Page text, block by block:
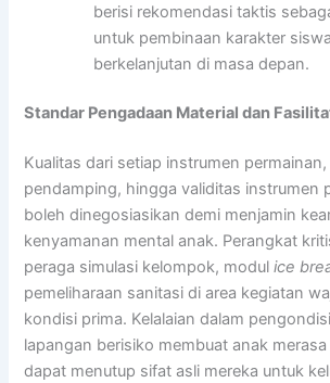
berisi rekomendasi taktis
untuk pembinaan karakter
berkelanjutan di masa depan.
Standar Pengadaan Material dan
Kualitas dari setiap instrumen
pendamping, hingga validitas instrumen
boleh dinegosiasikan demi menjamin
kenyamanan mental anak. Perangkat
peraga simulasi kelompok, modulice
pemeliharaan sanitasi di area kegiatan
kondisi prima. Kelalaian dalam
lapangan berisiko membuat anak
dapat menutup sifat asli mereka untuk